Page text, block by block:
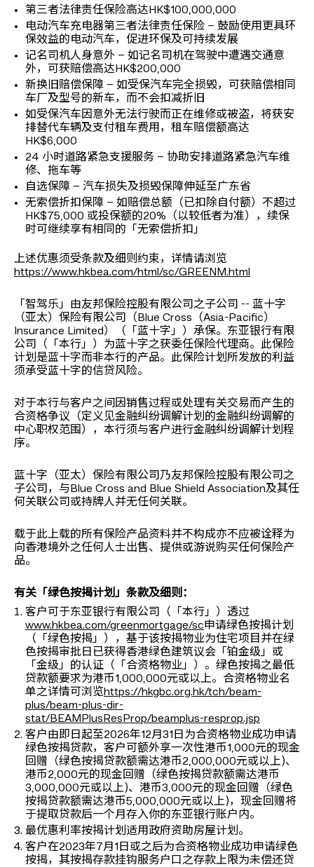
第三者法律责任保险高达HK$100,000,000
电动汽车充电器第三者法律责任保险 – 鼓励使用更具环
保效益的电动汽车，促进环保及可持续发展
记名司机人身意外 – 如记名司机在驾驶中遭遇交通意
外，可获赔偿高达HK$200,000
新换旧赔偿保障 – 如受保汽车完全损毁，可获赔偿相同
车厂及型号的新车，而不会扣减折旧
如受保汽车因意外无法行驶而正在维修或被盗，将获安
排替代车辆及支付租车费用，租车赔偿额高达
HK$6,000
24 小时道路紧急支援服务 – 协助安排道路紧急汽车维
修、拖车等
自选保障 – 汽车损失及损毁保障伸延至广东省
无索偿折扣保障 – 如赔偿总额（已扣除自付额）不超过
HK$75,000 或投保额的20%（以较低者为准），续保
时可继续享有相同的「无索偿折扣」
上述优惠须受条款及细则约束，详情请浏览
https://www.hkbea.com/html/sc/GREENM.html
「智驾乐」由友邦保险控股有限公司之子公司 -- 蓝十字
（亚太）保险有限公司（Blue Cross（Asia-Pacific）
Insurance Limited）（「蓝十字」）承保。东亚银行有限
公司（「本行」）为蓝十字之获委任保险代理商。此保险
计划是蓝十字而非本行的产品。此保险计划所发放的利益
须承受蓝十字的信贷风险。
对于本行与客户之间因销售过程或处理有关交易而产生的
合资格争议（定义见金融纠纷调解计划的金融纠纷调解的
中心职权范围），本行须与客户进行金融纠纷调解计划程
序。
蓝十字（亚太）保险有限公司乃友邦保险控股有限公司之
子公司，与Blue Cross and Blue Shield Association及其任
何关联公司或持牌人并无任何关联。
载于此上载的所有保险产品资料并不构成亦不应被诠释为
向香港境外之任何人士出售、提供或游说购买任何保险产
品。
有关「绿色按揭计划」条款及细则：
客户可于东亚银行有限公司（「本行」）透过
www.hkbea.com/greenmortgage/sc申请绿色按揭计划
（「绿色按揭」），基于该按揭物业为住宅项目并在绿
色按揭审批日已获得香港绿色建筑议会「铂金级」或
「金级」的认证（「合资格物业」）。绿色按揭之最低
贷款额要求为港币1,000,000元或以上。合资格物业名
单之详情可浏览https://hkgbc.org.hk/tch/beam-
plus/beam-plus-dir-
stat/BEAMPlusResProp/beamplus-resprop.jsp
客户由即日起至2026年12月31日为合资格物业成功申请
绿色按揭贷款，客户可额外享一次性港币1,000元的现金
回赠（绿色按揭贷款额需达港币2,000,000元或以上)、
港币2,000元的现金回赠（绿色按揭贷款额需达港币
3,000,000元或以上)、港币3,000元的现金回赠（绿色
按揭贷款额需达港币5,000,000元或以上)，现金回赠将
于提取贷款后一个月存入你的东亚银行账户内。
最优惠利率按揭计划适用政府资助房屋计划。
客户在2023年7月1日或之后为合资格物业成功申请绿色
按揭，其按揭存款挂钩服务户口之存款上限为未偿还贷